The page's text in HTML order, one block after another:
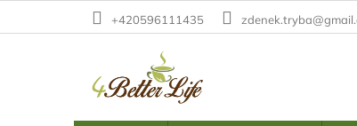
+420596111435